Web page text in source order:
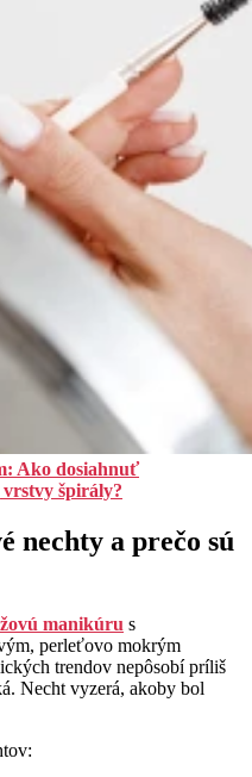
Ako dosiahnuť
špirály?
nechty a prečo sú
manikúru s
perleťovo mokrým
trendov nepôsobí príliš
Necht vyzerá, akoby bol